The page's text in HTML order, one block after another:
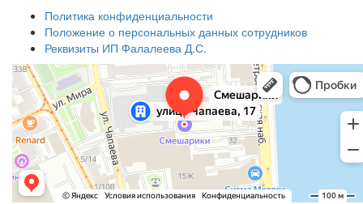
Политика конфиденциальности
Положение о персональных данных сотрудников
Реквизиты ИП Фалалеева Д.С.